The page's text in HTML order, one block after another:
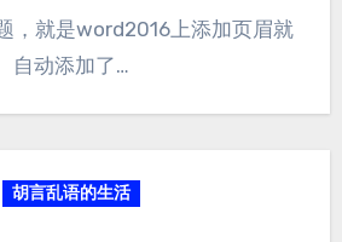
，就是word2016上添加页眉就
自动添加了…
胡言乱语的生活